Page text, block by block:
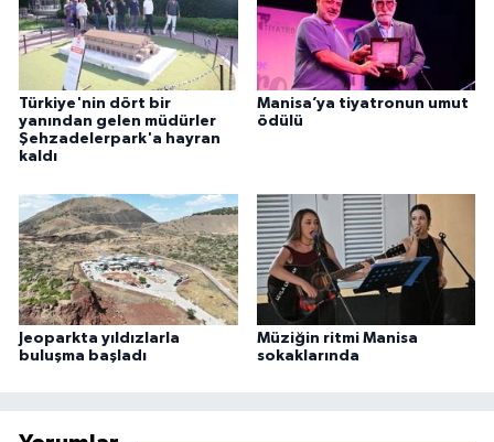
Türkiye'nin dört bir
yanından gelen müdürler
Şehzadelerpark'a hayran
kaldı
Manisa’ya tiyatronun umut
ödülü
Jeoparkta yıldızlarla
buluşma başladı
Müziğin ritmi Manisa
sokaklarında